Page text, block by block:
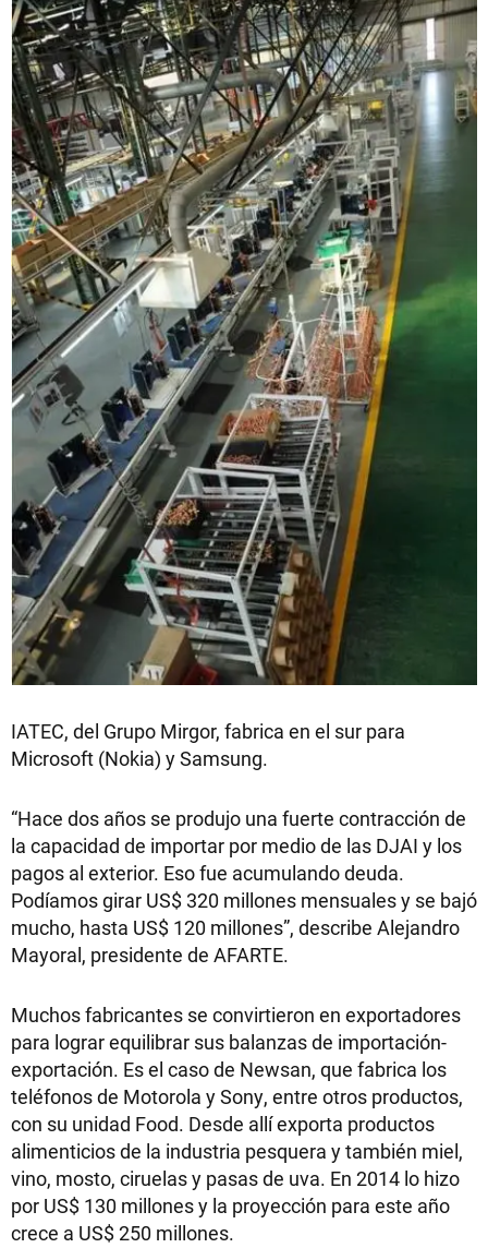
IATEC, del Grupo Mirgor, fabrica en el sur para
Microsoft (Nokia) y Samsung.
“Hace dos años se produjo una fuerte contracción de
la capacidad de importar por medio de las DJAI y los
pagos al exterior. Eso fue acumulando deuda.
Podíamos girar US$ 320 millones mensuales y se bajó
mucho, hasta US$ 120 millones”, describe Alejandro
Mayoral, presidente de AFARTE.
Muchos fabricantes se convirtieron en exportadores
para lograr equilibrar sus balanzas de importación-
exportación. Es el caso de Newsan, que fabrica los
teléfonos de Motorola y Sony, entre otros productos,
con su unidad Food. Desde allí exporta productos
alimenticios de la industria pesquera y también miel,
vino, mosto, ciruelas y pasas de uva. En 2014 lo hizo
por US$ 130 millones y la proyección para este año
crece a US$ 250 millones.